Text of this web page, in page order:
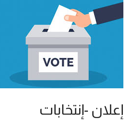
إعلان -إنتخابات